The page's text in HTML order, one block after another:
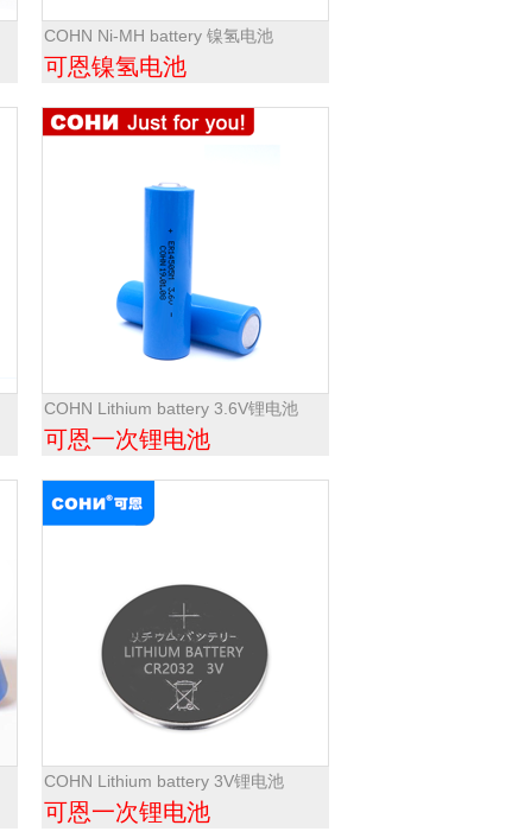
COHN Ni-MH battery 镍氢电池
可恩镍氢电池
COHN Lithium battery 3.6V锂电池
可恩一次锂电池
COHN Lithium battery 3V锂电池
可恩一次锂电池